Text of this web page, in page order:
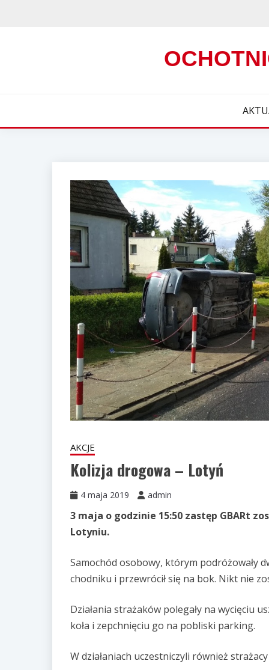
AKCJE
Kolizja drogowa – Lotyń
4 maja 2019 admin
3 maja o godzinie 15:50 zastęp GBARt
Lotyniu.
Samochód osobowy, którym podróżowały
chodniku i przewrócił się na bok. Nikt nie
Działania strażaków polegały na wycięciu
koła i zepchnięciu go na pobliski parking.
W działaniach uczestniczyli również